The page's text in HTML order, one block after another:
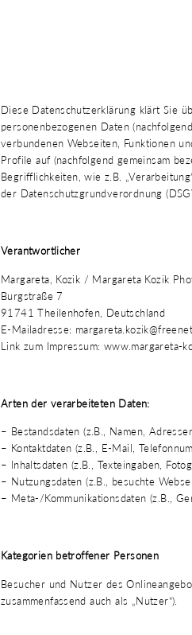
Diese Datenschutzerklärung klärt Sie
personenbezogenen Daten
verbundenen Webseiten, Funktionen
Profile auf (nachfolgend gemeinsam
Begrifflichkeiten, wie z.B.
der Datenschutzgrundverordnung
Verantwortlicher
Margareta, Kozik / Margareta Kozik
Burgstraße 7
91741 Theilenhofen, Deutschland
E-Mailadresse:
Link zum Impressum: www.margareta-
Arten der verarbeiteten Daten:
– Bestandsdaten (z.B., Namen,
– Kontaktdaten (z.B., E-Mail,
– Inhaltsdaten (z.B., Texteingaben,
– Nutzungsdaten (z.B., besuchte
– Meta-/Kommunikationsdaten (z.B.,
Kategorien betroffener Personen
Besucher und Nutzer des
zusammenfassend auch als „Nutzer“).